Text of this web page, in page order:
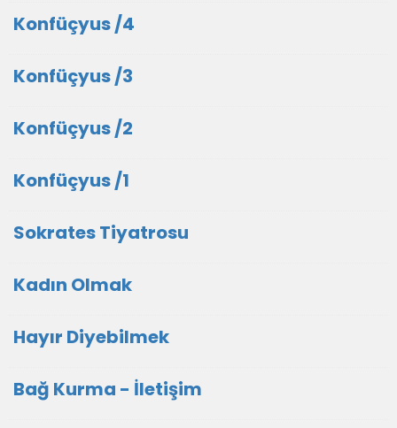
Konfüçyus /4
Konfüçyus /3
Konfüçyus /2
Konfüçyus /1
Sokrates Tiyatrosu
Kadın Olmak
Hayır Diyebilmek
Bağ Kurma - İletişim